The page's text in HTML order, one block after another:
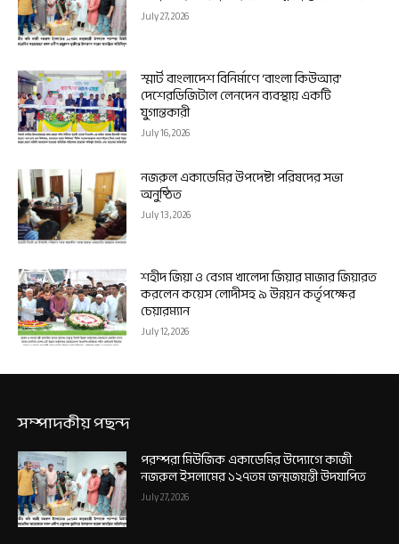
July 27, 2026
স্মার্ট বাংলাদেশ বিনির্মাণে ‘বাংলা কিউআর’
দেশেরডিজিটাল লেনদেন ব্যবস্থায় একটি
যুগান্তকারী
July 16, 2026
নজরুল একাডেমির উপদেষ্টা পরিষদের সভা
অনুষ্ঠিত
July 13, 2026
শহীদ জিয়া ও বেগম খালেদা জিয়ার মাজার জিয়ারত
করলেন কয়েস লোদীসহ ৯ উন্নয়ন কর্তৃপক্ষের
চেয়ারম্যান
July 12, 2026
সম্পাদকীয় পছন্দ
পরম্পরা মিউজিক একাডেমির উদ্যোগে কাজী
নজরুল ইসলামের ১২৭তম জন্মজয়ন্তী উদযাপিত
July 27, 2026